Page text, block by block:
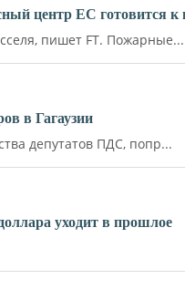
центр ЕС готовится к
пишет FT. Пожарные...
в Гагаузии
депутатов ПДС, попр...
уходит в прошлое